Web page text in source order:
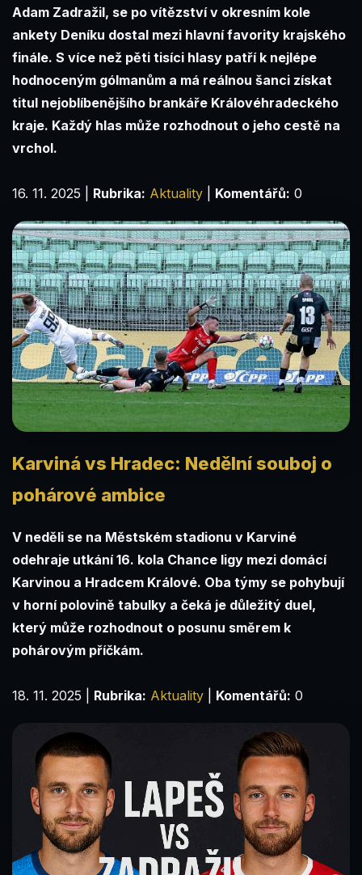
Adam Zadražil, se po vítězství v okresním kole
ankety Deníku dostal mezi hlavní favority krajského
finále. S více než pěti tisíci hlasy patří k nejlépe
hodnoceným gólmanům a má reálnou šanci získat
titul nejoblíbenějšího brankáře Královéhradeckého
kraje. Každý hlas může rozhodnout o jeho cestě na
vrchol.
16. 11. 2025 Rubrika: Aktuality Komentářů: 0
Karviná vs Hradec: Nedělní souboj o
pohárové ambice
V neděli se na Městském stadionu v Karviné
odehraje utkání 16. kola Chance ligy mezi domácí
Karvinou a Hradcem Králové. Oba týmy se pohybují
v horní polovině tabulky a čeká je důležitý duel,
který může rozhodnout o posunu směrem k
pohárovým příčkám.
18. 11. 2025 Rubrika: Aktuality Komentářů: 0